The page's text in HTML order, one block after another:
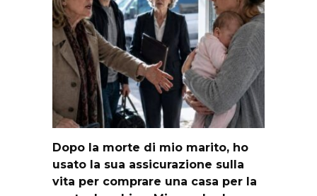
Dopo la morte di mio marito, ho
usato la sua assicurazione sulla
vita per comprare una casa per la